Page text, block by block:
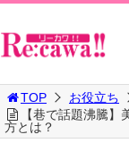
TOP
お役立ち
【巷で話題沸騰
方とは？